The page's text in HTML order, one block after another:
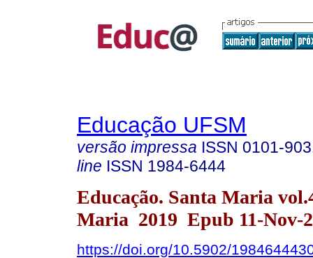
Educação UFSM
versão impressa ISSN 0101-
line ISSN 1984-6444
Educação. Santa Maria
Maria 2019 Epub 11-Nov-
https://doi.org/10.5902/